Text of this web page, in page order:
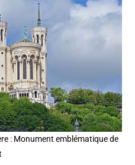
: Monument emblématique de